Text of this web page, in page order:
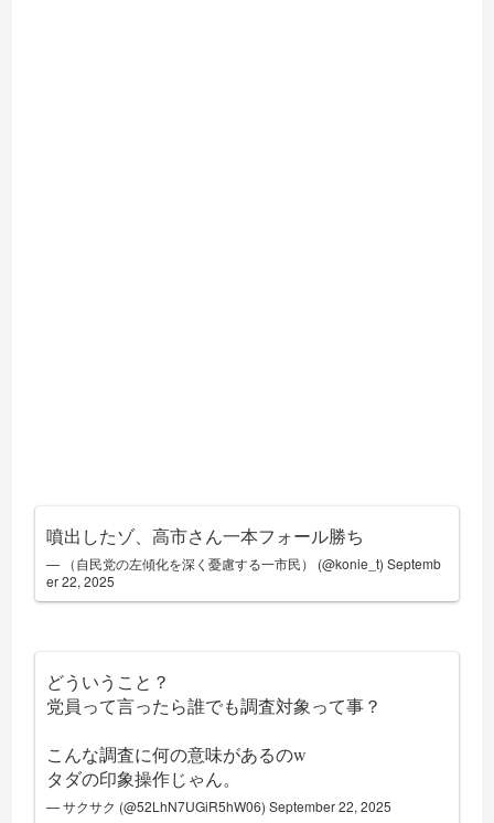
噴出したゾ、高市さん一本フォール勝ち
— （自民党の左傾化を深く憂慮する一市民） (@konie_t)Septemb
er 22, 2025
どういうこと？
党員って言ったら誰でも調査対象って事？
こんな調査に何の意味があるのw
タダの印象操作じゃん。
— サクサク (@52LhN7UGiR5hW06)September 22, 2025